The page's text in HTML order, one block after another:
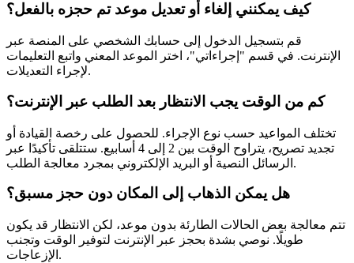
كيف يمكنني إلغاء أو تعديل موعد تم حجزه بالفعل؟
قم بتسجيل الدخول إلى حسابك الشخصي على المنصة عبر
الإنترنت. في قسم "إجراءاتي"، اختر الموعد المعني واتبع التعليمات
لإجراء التعديلات.
كم من الوقت يجب الانتظار بعد الطلب عبر الإنترنت؟
تختلف المواعيد حسب نوع الإجراء. للحصول على رخصة القيادة أو
تجديد تصريح، يتراوح الوقت بين 2 إلى 4 أسابيع. ستتلقى تأكيدًا عبر
الرسائل النصية أو البريد الإلكتروني بمجرد معالجة الطلب.
هل يمكن الذهاب إلى المكان دون حجز مسبق؟
تتم معالجة بعض الحالات الطارئة بدون موعد، لكن الانتظار قد يكون
طويلًا. نوصي بشدة بحجز عبر الإنترنت لتوفير الوقت وتجنب
الإزعاجات.